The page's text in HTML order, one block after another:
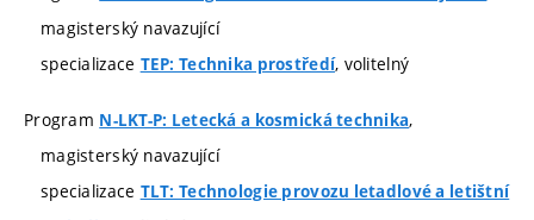
magisterský navazující
specializace TEP: Technika prostředí, volitelný
Program N-LKT-P: Letecká a kosmická technika,
magisterský navazující
specializace TLT: Technologie provozu letadlové a letištní